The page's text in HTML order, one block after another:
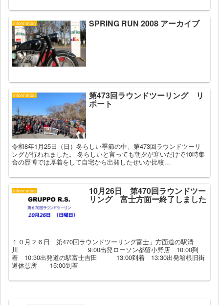
information SPRING RUN 2008 アーカイブ
information 第473回ラウンドツーリング リ
ポート
令和8年1月25日（日）冬らしい季節の中、第473回ラウンドツーリ
ングが行われました。 冬らしいと言っても朝夕が寒いだけで10時集
合の歴博では厚着をして自宅から出発したせいか比較...
information 10月26日 第470回ラウンドツー
リング 富士方面ー終了しました
１０月２６日 第470回ラウンドツーリング富士」方面道の駅清
川 9:00出発ローソン都留小野店 10:00到
着 10:30出発道の駅富士吉田 13:00到着 13:30出発箱根旧街
道休憩所 15:00到着